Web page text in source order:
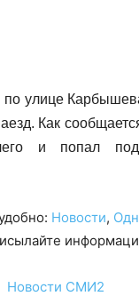
по улице
Как
и попал
Новости,
Новости СМИ2